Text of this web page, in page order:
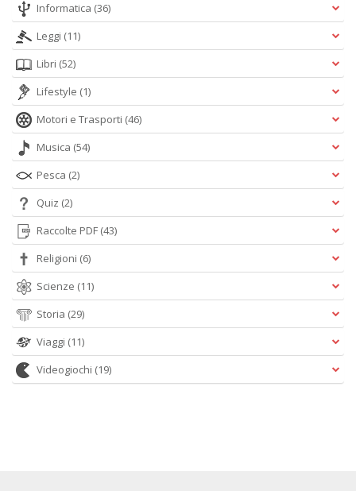
Informatica (36)
Leggi (11)
Libri (52)
Lifestyle (1)
Motori e Trasporti (46)
Musica (54)
Pesca (2)
Quiz (2)
Raccolte PDF (43)
Religioni (6)
Scienze (11)
Storia (29)
Viaggi (11)
Videogiochi (19)